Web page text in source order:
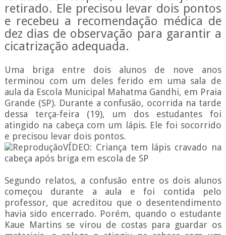
retirado. Ele precisou levar dois pontos
e recebeu a recomendação médica de
dez dias de observação para garantir a
cicatrização adequada.
Uma briga entre dois alunos de nove anos
terminou com um deles ferido em uma sala de
aula da Escola Municipal Mahatma Gandhi, em Praia
Grande (SP). Durante a confusão, ocorrida na tarde
dessa terça-feira (19), um dos estudantes foi
atingido na cabeça com um lápis. Ele foi socorrido
e precisou levar dois pontos.
ReproduçãoVÍDEO: Criança tem lápis cravado na
cabeça após briga em escola de SP
Segundo relatos, a confusão entre os dois alunos
começou durante a aula e foi contida pelo
professor, que acreditou que o desentendimento
havia sido encerrado. Porém, quando o estudante
Kaue Martins se virou de costas para guardar os